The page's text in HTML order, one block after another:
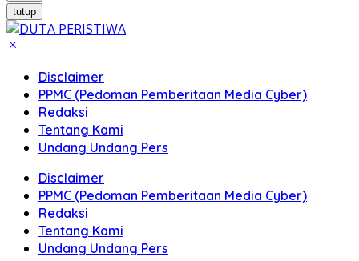
tutup
Disclaimer
PPMC (Pedoman Pemberitaan Media Cyber)
Redaksi
Tentang Kami
Undang Undang Pers
Disclaimer
PPMC (Pedoman Pemberitaan Media Cyber)
Redaksi
Tentang Kami
Undang Undang Pers